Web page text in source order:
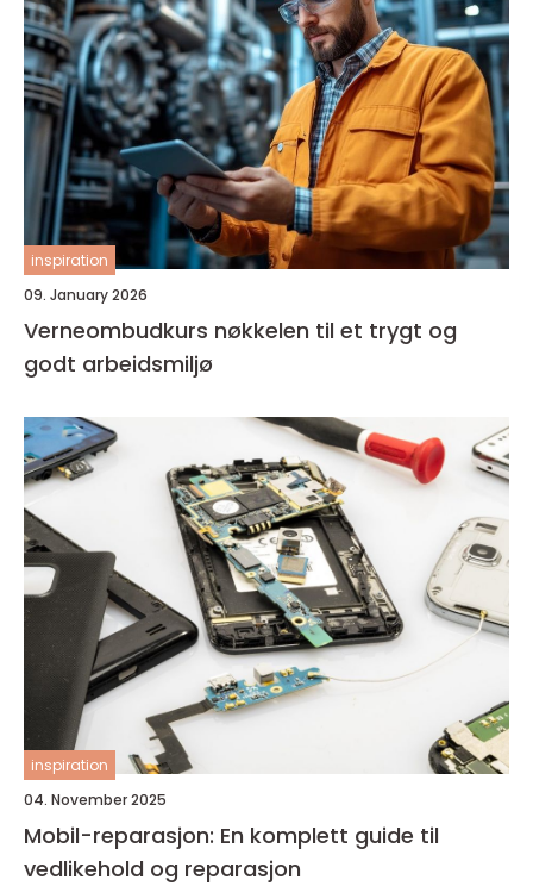
inspiration
09. January 2026
Verneombudkurs nøkkelen til et trygt og
godt arbeidsmiljø
inspiration
04. November 2025
Mobil-reparasjon: En komplett guide til
vedlikehold og reparasjon